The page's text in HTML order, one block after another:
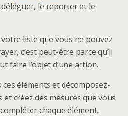
le reporter et le
votre liste que vous ne pouvez
c’est peut-être parce qu’il
faire l’objet d’une action.
ces éléments et décomposez-
créez des mesures que vous
chaque élément.